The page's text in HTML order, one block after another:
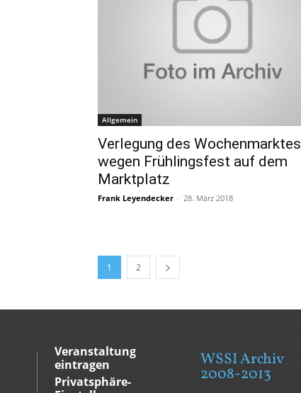
Allgemein
Verlegung des Wochenmarktes
wegen Frühlingsfest auf dem
Marktplatz
Frank Leyendecker - 28. März 2018
1 2
Veranstaltung
eintragen
Privatsphäre-
WSSI Archiv
2008-2013